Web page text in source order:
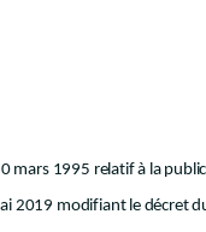
mars 1995 relatif à la
2019 modifiant le décret